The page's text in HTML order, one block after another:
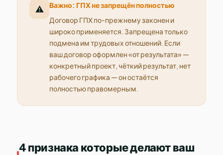
⚠️
Важно: ГПХ не запрещён полностью
Договор ГПХ по-прежнему законен и
широко применяется. Запрещена только
подмена им трудовых отношений. Если
ваш договор оформлен «от результата» —
конкретный проект, чёткий результат, нет
рабочего графика — он остаётся
полностью правомерным.
4 признака которые делают ваш